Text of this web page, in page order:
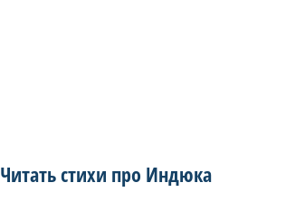
Читать стихи про Индюка